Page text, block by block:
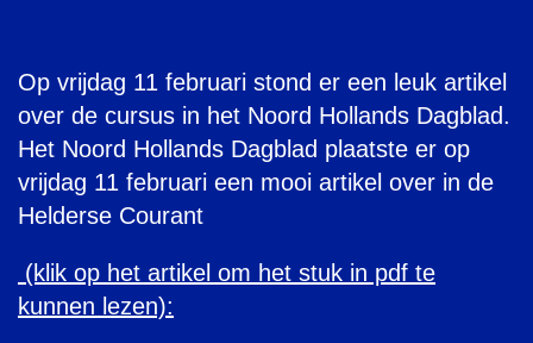
Op vrijdag 11 februari stond er een leuk artikel
over de cursus in het Noord Hollands Dagblad.
Het Noord Hollands Dagblad plaatste er op
vrijdag 11 februari een mooi artikel over in de
Helderse Courant
(klik op het artikel om het stuk in pdf te
kunnen lezen):